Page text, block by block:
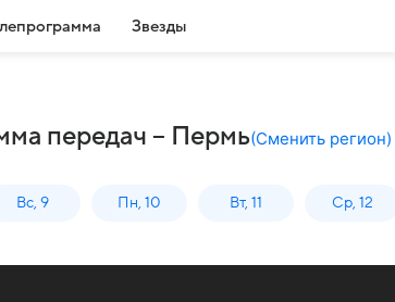
Звезды
передач – Пермь(Сменить регион)
Вс, 9 Пн, 10 Вт, 11 Ср, 12